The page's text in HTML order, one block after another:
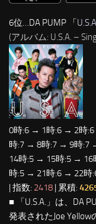
6位…DA PUMP 「U.S.A.
(アルバム: U.S.A. –
0時:6 → 1時:6 → 2時
時:7 → 8時:7 → 9時:7
14時:5 → 15時:5 →
時:5 → 21時:6 → 22時
| 指数: 2418 | 累積:
■ 「U.S.A.」は、DA
発表されたJoe